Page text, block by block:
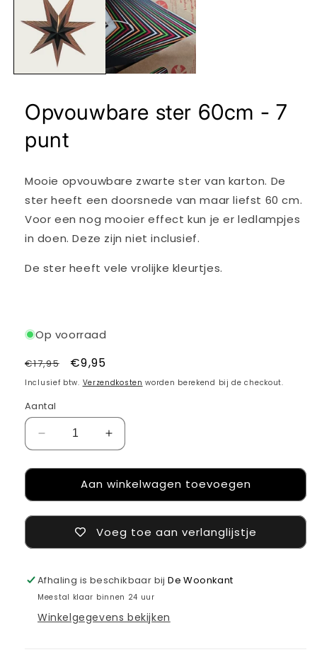
modaal
Opvouwbare ster 60cm - 7
punt
Mooie opvouwbare zwarte ster van karton. De
ster heeft een doorsnede van maar liefst 60 cm.
Voor een nog mooier effect kun je er ledlampjes
in doen. Deze zijn niet inclusief.
De ster heeft vele vrolijke kleurtjes.
Op voorraad
Normale
prijs
€17,95 Aanbiedingsprijs
€9,95
Inclusief btw. Verzendkosten worden berekend bij de checkout.
Aantal
Aantal
verlagen
voor
Opvouwbare
ster
60cm
Aantal
verhogen
voor
Opvouwbare
ster
60cm
-
Aan winkelwagen toevoegen
Voeg toe aan verlanglijstje
Afhaling is beschikbaar bijDe Woonkant
Meestal klaar binnen 24 uur
Winkelgegevens bekijken